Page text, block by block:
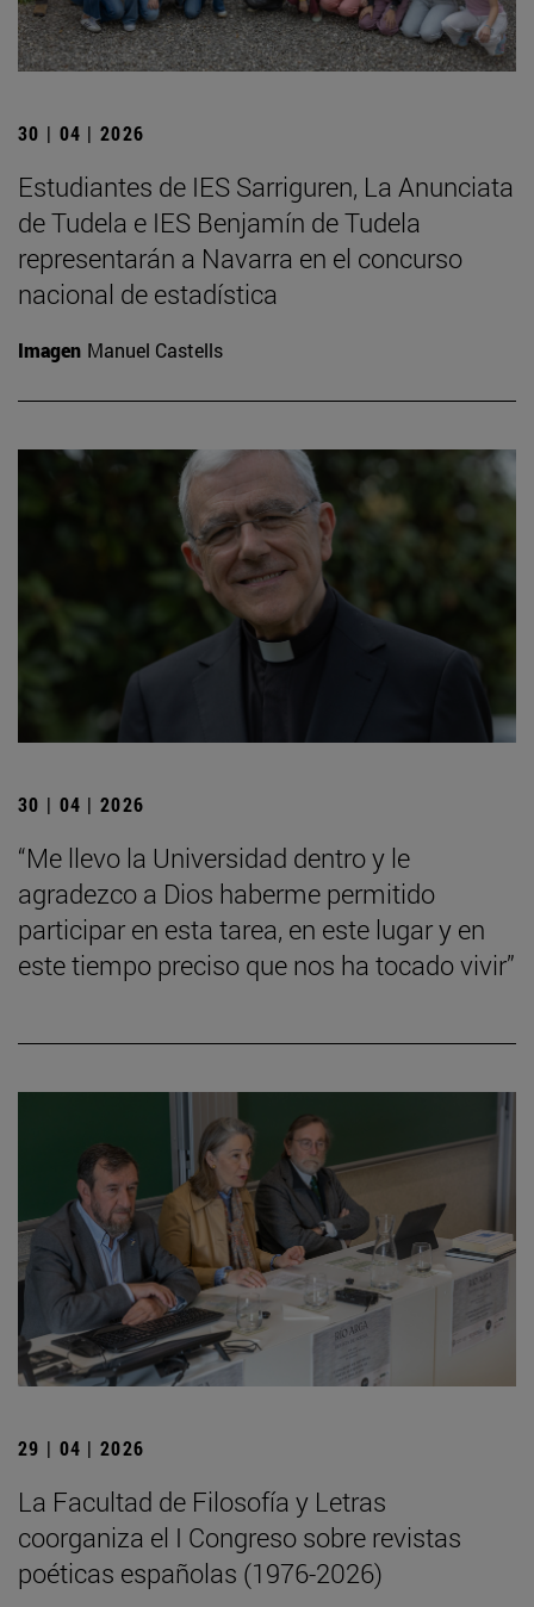
30 | 04 | 2026
Estudiantes de IES Sarriguren, La Anunciata
de Tudela e IES Benjamín de Tudela
representarán a Navarra en el concurso
nacional de estadística
Imagen Manuel Castells
30 | 04 | 2026
“Me llevo la Universidad dentro y le
agradezco a Dios haberme permitido
participar en esta tarea, en este lugar y en
este tiempo preciso que nos ha tocado vivir”
29 | 04 | 2026
La Facultad de Filosofía y Letras
coorganiza el I Congreso sobre revistas
poéticas españolas (1976-2026)